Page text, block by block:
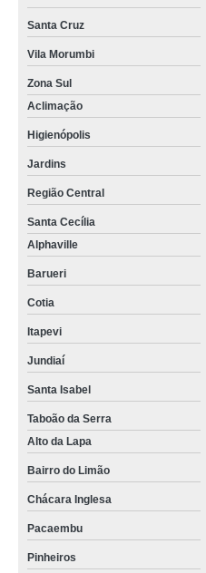
Santa Cruz
Vila Morumbi
Zona Sul
Aclimação
Higienópolis
Jardins
Região Central
Santa Cecília
Alphaville
Barueri
Cotia
Itapevi
Jundiaí
Santa Isabel
Taboão da Serra
Alto da Lapa
Bairro do Limão
Chácara Inglesa
Pacaembu
Pinheiros